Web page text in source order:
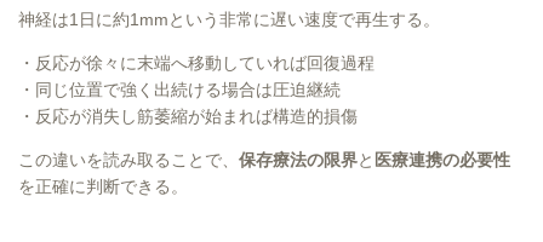
神経は1日に約1mmという非常に遅い速度で再生する。
・反応が徐々に末端へ移動していれば回復過程
・同じ位置で強く出続ける場合は圧迫継続
・反応が消失し筋萎縮が始まれば構造的損傷
この違いを読み取ることで、 保存療法の限界と 医療連携の必要性
を正確に判断できる。